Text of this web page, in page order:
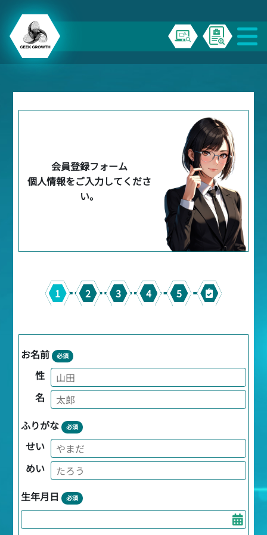
会員登録フォーム
個人情報をご入力してくださ
い。
1 2 3 4 5
お名前 必須
性
名
ふりがな 必須
せい
めい
生年月日 必須